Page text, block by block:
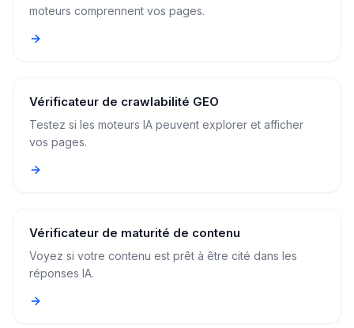
moteurs comprennent vos pages.
Vérificateur de crawlabilité GEO
Testez si les moteurs IA peuvent explorer et afficher
vos pages.
Vérificateur de maturité de contenu
Voyez si votre contenu est prêt à être cité dans les
réponses IA.